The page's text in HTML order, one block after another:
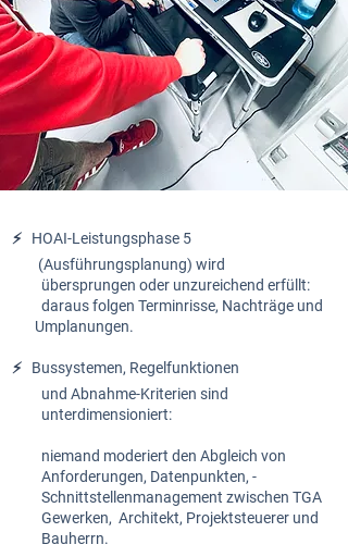
⚡️
HOAI-Leistungsphase 5
(Ausführungsplanung) wird
übersprungen oder unzureichend erfüllt:
daraus folgen Terminrisse, Nachträge und
Umplanungen.
⚡️ Bussystemen, Regelfunktionen
und Abnahme-Kriterien sind
unterdimensioniert:
niemand moderiert den Abgleich von
Anforderungen, Datenpunkten, -
Schnittstellenmanagement zwischen TGA
Gewerken, Architekt, Projektsteuerer und
Bauherrn.